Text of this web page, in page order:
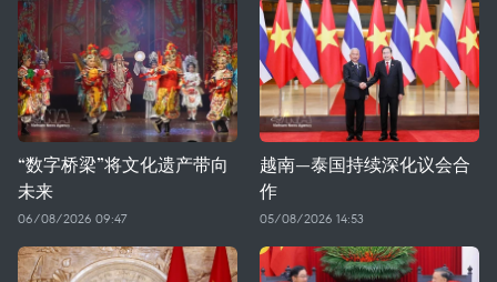
“数字桥梁”将文化遗产带向
未来
06/08/2026 09:47
越南—泰国持续深化议会合
作
05/08/2026 14:53